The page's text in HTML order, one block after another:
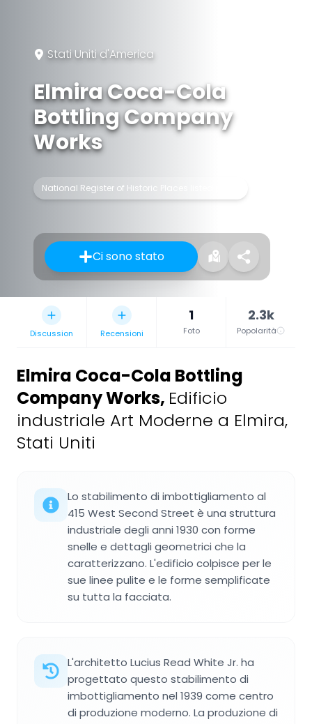
Stati Uniti d'America
Elmira Coca-Cola
Bottling Company
Works
National Register of Historic Places listed place
Ci sono stato
Discussion Recensioni
1
Foto
2.3k
Popolarità
Elmira Coca-Cola Bottling
Company Works, Edificio
industriale Art Moderne a Elmira,
Stati Uniti
Lo stabilimento di imbottigliamento al
415 West Second Street è una struttura
industriale degli anni 1930 con forme
snelle e dettagli geometrici che la
caratterizzano. L'edificio colpisce per le
sue linee pulite e le forme semplificate
su tutta la facciata.
L'architetto Lucius Read White Jr. ha
progettato questo stabilimento di
imbottigliamento nel 1939 come centro
di produzione moderno. La produzione di